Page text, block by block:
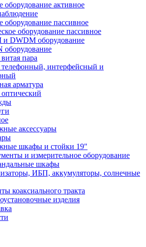
оборудование активное
оборудование пассивное
оборудование пассивное
и DWDM оборудование
оборудование
пара
телефонный, интерфейсный и
арматура
аксессуары
шкафы и стойки 19"
и измерительное оборудование
шкафы
ИБП, аккумуляторы, солнечные
коаксиального тракта
изделия